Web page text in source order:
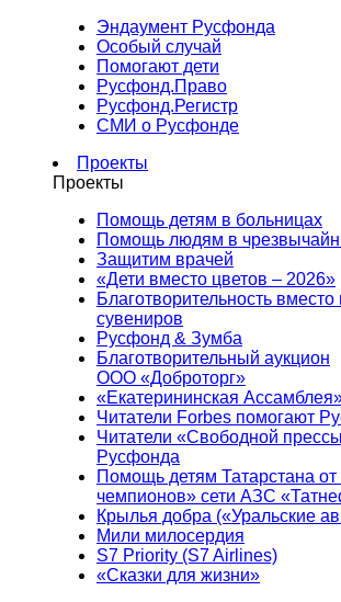
Эндаумент Русфонда
Особый случай
Помогают дети
Русфонд.Право
Русфонд.Регистр
СМИ о Русфонде
Проекты
Проекты
Помощь детям в больницах
Помощь людям в
Защитим врачей
«Дети вместо цветов – 2026»
Благотворительность вместо
сувениров
Русфонд & Зумба
Благотворительный аукцион
ООО «Доброторг»
«Екатерининская
Читатели Forbes помогают
Читатели «Свободной
Русфонда
Помощь детям Татарстана от
чемпионов» сети АЗС
Крылья добра («Уральские
Мили милосердия
S7 Priority (S7 Airlines)
«Сказки для жизни»